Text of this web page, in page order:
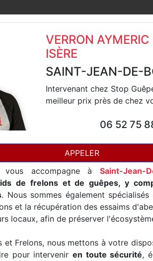
VERRON
ISÈRE
SAINT-JEAN-DE-
Intervenant chez Stop
meilleur prix près de chez
06 52 75
APPELER
vous accompagne à Saint-Jean-
de frelons et de guêpes, y
. Nous sommes également
et la récupération des essaims
locaux, afin de préserver
et Frelons, nous mettons à votre
pour intervenir en toute sécurité,